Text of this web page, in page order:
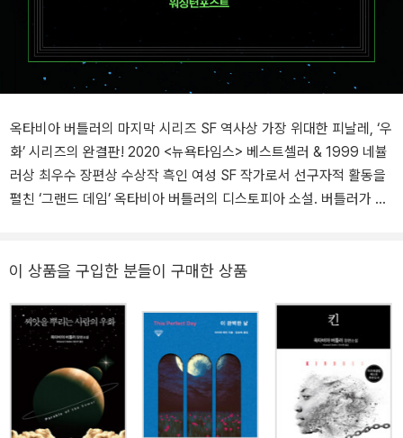
옥타비아 버틀러의 마지막 시리즈 SF 역사상 가장 위대한 피날레, ‘우
화’ 시리즈의 완결판! 2020 <뉴욕타임스> 베스트셀러 & 1999 네뷸
러상 최우수 장편상 수상작 흑인 여성 SF 작가로서 선구자적 활동을
펼친 ‘그랜드 데임’ 옥타비아 버틀러의 디스토피아 소설. 버틀러가 남
람의 우화》는 《씨앗을 뿌리는 사람의 우화》와 함께 현실의 비극을 정
에 오르고 네뷸러상 최우수 장편상을 수상하는 등 시대를 뛰어넘어
공명하는 걸작의 가치를 증명해냈다. 스물세 살이 된 로런은 자신이
창시한 새 신앙 ‘지구종’을 토대로 캘리포니아 주 북부에 평화로운 공
동체를 일군다. 하지만 극단적 보수주의자 후보가 대통령에 당선된
후 공동체는 흑인 여성이 이끄는 비주류 종교 집단이라는 이유로 박
해의 표적이 된다. 로런은 꿈의 결정체인 지구종을 무사히 지킬 수 있
이 상품을 구입한 분들이 구매한 상품